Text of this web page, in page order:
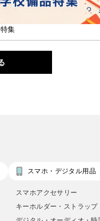
集
スマホ・デジタル用品
スマホアクセサリー
キーホルダー・ストラップ